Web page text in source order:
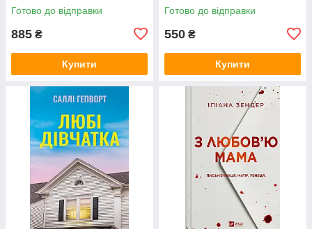
Готово до відправки
885 ₴
Купити
Готово до відправки
550 ₴
Купити